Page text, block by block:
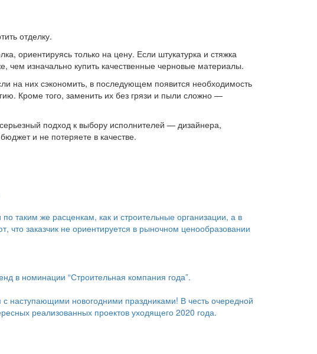
отделку.
ориентируясь только на цену. Если штукатурка и стяжка
чем изначально купить качественные черновые материалы.
на них сэкономить, в последующем появится необходимость
Кроме того, заменить их без грязи и пыли сложно —
подход к выбору исполнителей — дизайнера,
и не потеряете в качестве.
таким же расценкам, как и строительные организации, а в
что заказчик не ориентируется в рыночном ценообразовании
в номинации “Строительная компания года”.
наступающими новогодними праздниками! В честь очередной
реализованных проектов уходящего 2020 года.